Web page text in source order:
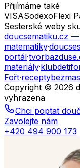
Přijímáme také
VISASodexoFlexi
Sesterské weby
doucsematiku.cz —
matematiky·
portál·
materiály·
Fořt·
Copyright © 2026
vyhrazena
Chci poptat
Zavolejte nám
+420 494 900 173